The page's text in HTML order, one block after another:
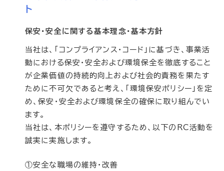
ト
保安・安全に関する基本理念・基本方針
当社は、「コンプライアンス・コード」に基づき、事業活
動における保安・安全および環境保全を徹底すること
が企業価値の持続的向上および社会的責務を果たす
ために不可欠であると考え、「環境保安ポリシー」を定
め、保安・安全および環境保全の確保に取り組んでい
ます。
当社は、本ポリシーを遵守するため、以下のRC活動を
誠実に実施します。
①安全な職場の維持・改善